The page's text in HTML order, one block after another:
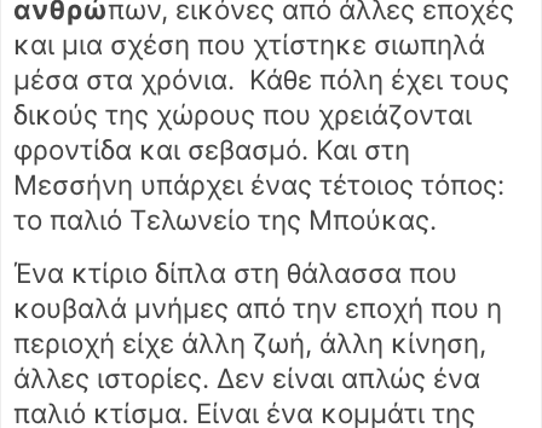
ανθρώπων, εικόνες από άλλες εποχές
και μια σχέση που χτίστηκε σιωπηλά
μέσα στα χρόνια. Κάθε πόλη έχει τους
δικούς της χώρους που χρειάζονται
φροντίδα και σεβασμό. Και στη
Μεσσήνη υπάρχει ένας τέτοιος τόπος:
το παλιό Τελωνείο της Μπούκας.
Ένα κτίριο δίπλα στη θάλασσα που
κουβαλά μνήμες από την εποχή που η
περιοχή είχε άλλη ζωή, άλλη κίνηση,
άλλες ιστορίες. Δεν είναι απλώς ένα
παλιό κτίσμα. Είναι ένα κομμάτι της